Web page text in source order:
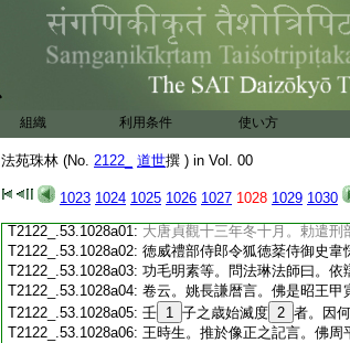
組織 利用条件 使い方
法苑珠林 (No. 2122_ 道世撰 ) in Vol. 00
1023 1024 1025 1026 1027 1028 1029 1030
T2122_.53.1027c19:大聖。乃發明 詔。 32
班示
T2122_.53.1027c20:營一寺。咸度七僧。隨有嘉祥。
T2122_.53.1027c21: 聽圖史。修覽帝王。道被 33 區
T2122_.53.1027c22:警 35 日觀以崇祀。昭明堂以闡
嚢括古今。未有我皇之盛也。總
西京更置明堂乾封二縣。用旌厥
T2122_.53.1027c25:昆
T2122_.53.1027c26: 右三代已來一國寺有四
T2122_.53.1027c27:萬餘人。經像莫知億載。譯經一
T2122_.53.1027c28:卷
T2122_.53.1028a01: 大唐貞觀十三年冬十月。勅遣刑
T2122_.53.1028a02: 徳威禮部侍郎令狐徳棻侍御史韋
T2122_.53.1028a03: 功毛明素等。問法琳法師曰。依
T2122_.53.1028a04: 卷云。姚長謙暦言。佛是昭王甲
T2122_.53.1028a05: 壬 1 子之歳始滅度 2 者。因
T2122_.53.1028a06: 王時生。推於像正之記言。佛周